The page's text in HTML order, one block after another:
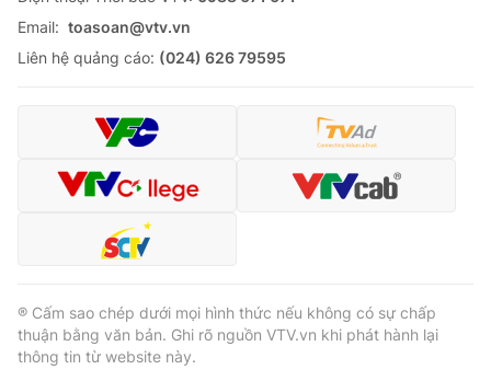
Email: toasoan@vtv.vn
Liên hệ quảng cáo: (024) 626 79595
® Cấm sao chép dưới mọi hình thức nếu không có sự chấp
thuận bằng văn bản. Ghi rõ nguồn VTV.vn khi phát hành lại
thông tin từ website này.